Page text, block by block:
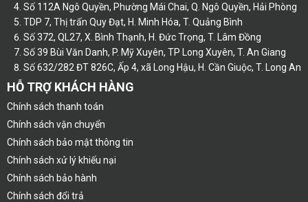
Số 112A Ngô Quyền, Phường Mái Chai, Q. Ngô Quyền, Hải Phòng
TDP 7, Thị trấn Quy Đạt, H. Minh Hóa, T. Quảng Bình
Số 372, QL27, X. Bình Thạnh, H. Đức Trọng, T. Lâm Đồng
Số 39 Bùi Văn Danh, P. Mỹ Xuyên, TP Long Xuyên, T. An Giang
Số 632/282 ĐT 826C, Ấp 4, xã Long Hậu, H. Cần Giuộc, T. Long An
HỖ TRỢ KHÁCH HÀNG
Chính sách thanh toán
Chính sách vận chuyển
Chính sách bảo mật thông tin
Chính sách xử lý khiếu nại
Chính sách bảo hành
Chính sách đổi trả